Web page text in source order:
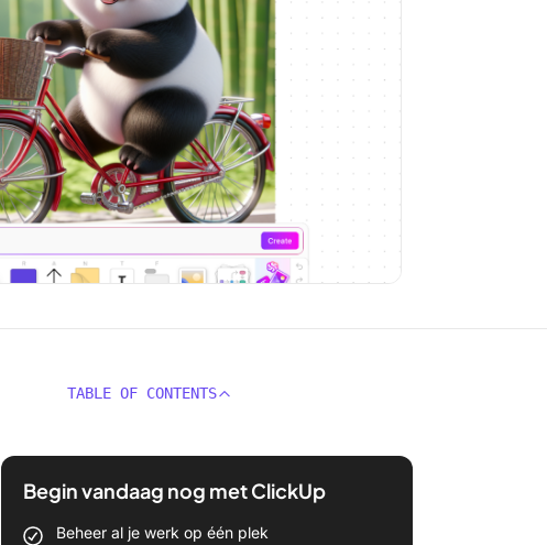
TABLE OF CONTENTS
Begin vandaag nog met ClickUp
Beheer al je werk op één plek